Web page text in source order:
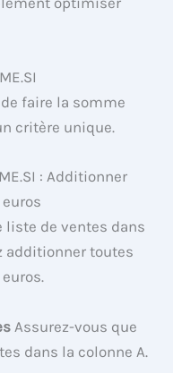
faire la somme
critère unique.
: Additionner
liste de ventes dans
additionner toutes
Assurez-vous que
dans la colonne A.